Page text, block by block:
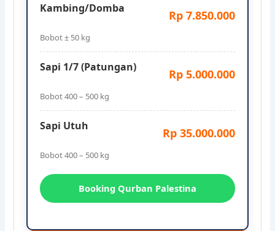
Kambing/Domba
Bobot ± 50 kg
Rp 7.850.000
Sapi 1/7 (Patungan)
Bobot 400 – 500 kg
Rp 5.000.000
Sapi Utuh
Bobot 400 – 500 kg
Rp 35.000.000
Booking Qurban Palestina